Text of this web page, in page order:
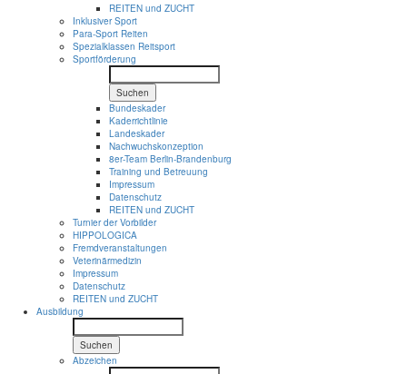
REITEN und ZUCHT
Inklusiver Sport
Para-Sport Reiten
Spezialklassen Reitsport
Sportförderung
Suchen
Bundeskader
Kaderrichtlinie
Landeskader
Nachwuchskonzeption
8er-Team Berlin-Brandenburg
Training und Betreuung
Impressum
Datenschutz
REITEN und ZUCHT
Turnier der Vorbilder
HIPPOLOGICA
Fremdveranstaltungen
Veterinärmedizin
Impressum
Datenschutz
REITEN und ZUCHT
Ausbildung
Suchen
Abzeichen